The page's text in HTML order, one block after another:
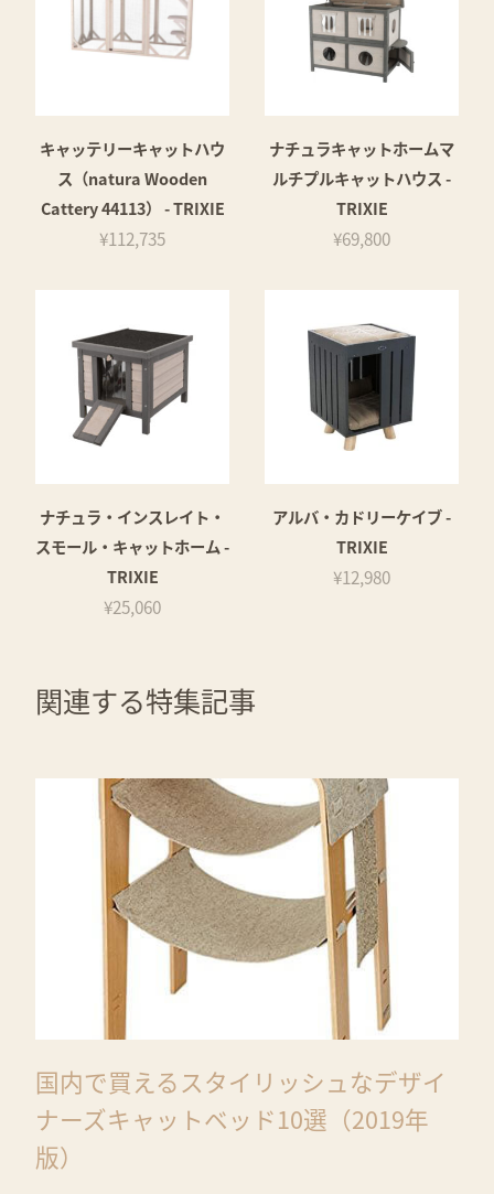
キャッテリーキャットハウ
ス（natura Wooden
Cattery 44113） - TRIXIE
¥112,735
ナチュラキャットホームマ
ルチプルキャットハウス -
TRIXIE
¥69,800
ナチュラ・インスレイト・
スモール・キャットホーム -
TRIXIE
¥25,060
アルバ・カドリーケイブ -
TRIXIE
¥12,980
関連する特集記事
国内で買えるスタイリッシュなデザイ
ナーズキャットベッド10選（2019年
版）